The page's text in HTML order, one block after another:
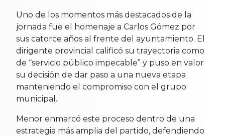
Uno de los momentos más destacados de la
jornada fue el homenaje a Carlos Gómez por
sus catorce años al frente del ayuntamiento. El
dirigente provincial calificó su trayectoria como
de “servicio público impecable” y puso en valor
su decisión de dar paso a una nueva etapa
manteniendo el compromiso con el grupo
municipal.
Menor enmarcó este proceso dentro de una
estrategia más amplia del partido, defendiendo